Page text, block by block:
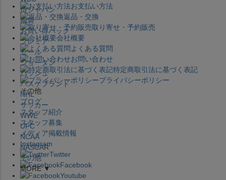
お支払い方法
返品・交換
取り寄せ・予約販売
会社概要
よくある質問
お問い合わせ
特定商取引法に基づく表記
プライバシーポリシー
その他
ブログ
スタッフ紹介
スタッフ募集
メディア掲載情報
Instagram
Twitter
Facebook
Youtube
侍ジャパン
福袋
お買い得パック
プレミア
セール
ジョーダン
バッシュ
バスケブランド
NHL
サッカー
WWE
UFC
NCAA
NASCAR
その他
MORE ▼